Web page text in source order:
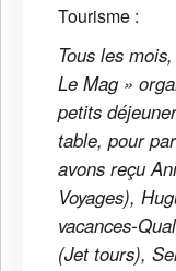
Tous les
Le Mag »
petits
table, pour
avons reçu
Voyages),
vacances-
(Jet tours),